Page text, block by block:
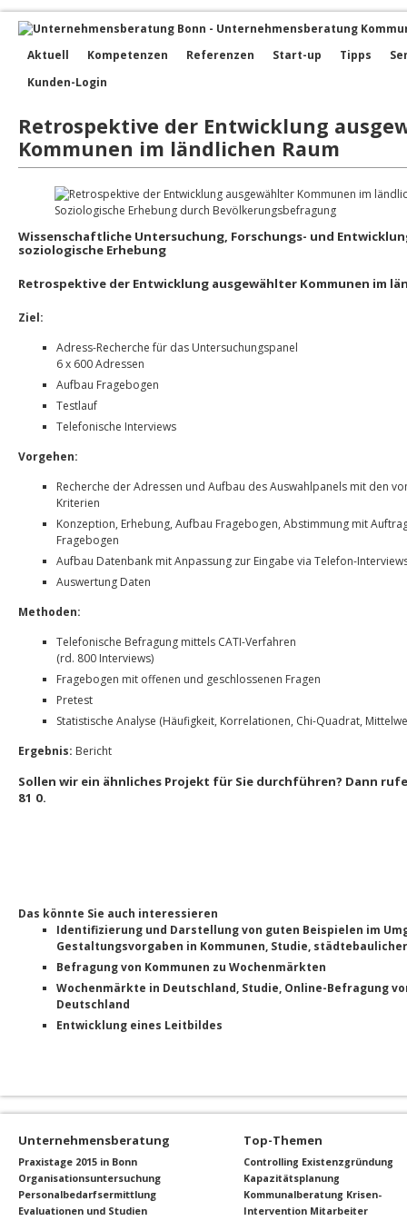
Aktuell Kompetenzen Referenzen Start-up Tipps
Kunden-Login
Retrospektive der Entwicklung
Kommunen im ländlichen Raum
Wissenschaftliche Untersuchung, Forschungs- und
soziologische Erhebung
Retrospektive der Entwicklung ausgewählter Kommunen im
Ziel:
Adress-Recherche für das Untersuchungspanel
6 x 600 Adressen
Aufbau Fragebogen
Testlauf
Telefonische Interviews
Vorgehen:
Recherche der Adressen und Aufbau des Auswahlpanels mit den
Kriterien
Konzeption, Erhebung, Aufbau Fragebogen, Abstimmung mit
Fragebogen
Aufbau Datenbank mit Anpassung zur Eingabe via Telefon-
Auswertung Daten
Methoden:
Telefonische Befragung mittels CATI-Verfahren
(rd. 800 Interviews)
Fragebogen mit offenen und geschlossenen Fragen
Pretest
Statistische Analyse (Häufigkeit, Korrelationen, Chi-Quadrat,
Ergebnis: Bericht
Sollen wir ein ähnliches Projekt für Sie durchführen? Dann
81 0.
Das könnte Sie auch interessieren
Identifizierung und Darstellung von guten Beispielen im
Gestaltungsvorgaben in Kommunen, Studie,
Befragung von Kommunen zu Wochenmärkten
Wochenmärkte in Deutschland, Studie, Online-Befragung
Deutschland
Entwicklung eines Leitbildes
Unternehmensberatung
Praxistage 2015 in Bonn
Organisationsuntersuchung
Personalbedarfsermittlung
Evaluationen und Studien
Top-Themen
Controlling Existenzgründung
Kapazitätsplanung
Kommunalberatung Krisen-
Intervention Mitarbeiter